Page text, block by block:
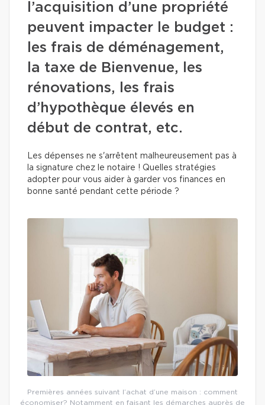
l’acquisition d’une propriété
peuvent impacter le budget :
les frais de déménagement,
la taxe de Bienvenue, les
rénovations, les frais
d’hypothèque élevés en
début de contrat, etc.
Les dépenses ne s'arrêtent malheureusement pas à
la signature chez le notaire ! Quelles stratégies
adopter pour vous aider à garder vos finances en
bonne santé pendant cette période ?
Premières années suivant l’achat d’une maison : comment
économiser? Notamment en faisant les démarches auprès de